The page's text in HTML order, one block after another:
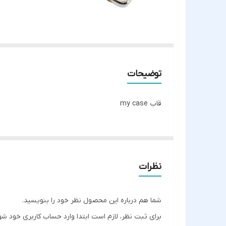
توضیحات
قاب my case
نظرات
شما هم درباره این محصول نظر خود را بنویسید.
برای ثبت نظر، لازم است ابتدا وارد حساب کاربری خود